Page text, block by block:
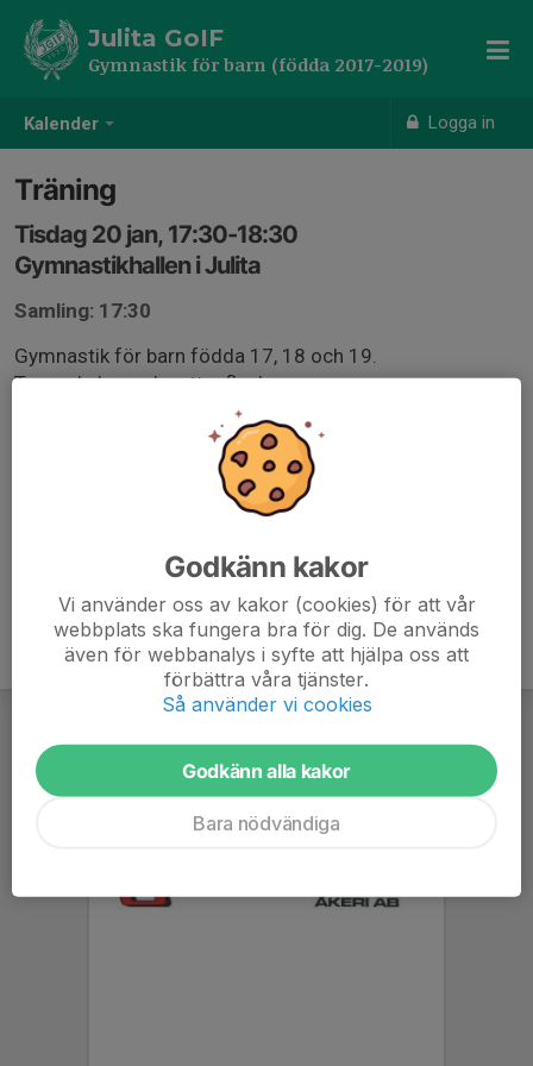
Kalender Logga in
Julita GoIF
Gymnastik för barn (födda 2017-2019)
Träning
Tisdag 20 jan, 17:30-18:30
Gymnastikhallen i Julita
Samling: 17:30
Gymnastik för barn födda 17, 18 och 19.
Ta med skor och vattenflaska.
Vuxna får gärna vara kvar och hjälpa till att plocka fram
Godkänn kakor
Vi använder oss av kakor (cookies) för att vår
webbplats ska fungera bra för dig. De används
även för webbanalys i syfte att hjälpa oss att
förbättra våra tjänster.
Så använder vi cookies
Godkänn alla kakor
Bara nödvändiga